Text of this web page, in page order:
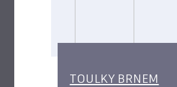
TOULKY BRNEM